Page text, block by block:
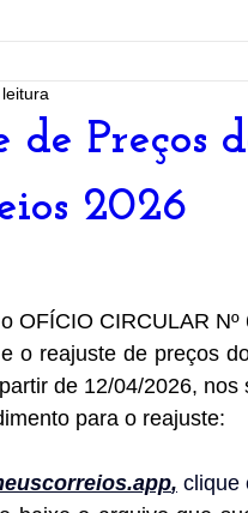
de Preços
2026
OFÍCIO CIRCULAR
o reajuste de preços
de 12/04/2026,
para o reajuste:
, clique